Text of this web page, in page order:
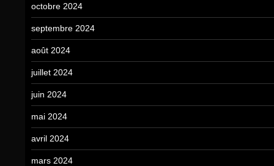
octobre 2024
septembre 2024
août 2024
juillet 2024
juin 2024
mai 2024
avril 2024
mars 2024